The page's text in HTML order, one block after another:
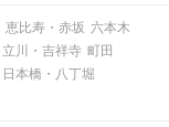
恵比寿・赤坂 六本木
立川・吉祥寺 町田
日本橋・八丁堀